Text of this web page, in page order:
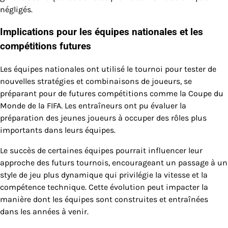
négligés.
Implications pour les équipes nationales et les
compétitions futures
Les équipes nationales ont utilisé le tournoi pour tester de
nouvelles stratégies et combinaisons de joueurs, se
préparant pour de futures compétitions comme la Coupe du
Monde de la FIFA. Les entraîneurs ont pu évaluer la
préparation des jeunes joueurs à occuper des rôles plus
importants dans leurs équipes.
Le succès de certaines équipes pourrait influencer leur
approche des futurs tournois, encourageant un passage à un
style de jeu plus dynamique qui privilégie la vitesse et la
compétence technique. Cette évolution peut impacter la
manière dont les équipes sont construites et entraînées
dans les années à venir.